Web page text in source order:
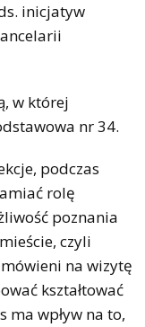
inicjatyw
w której
nr 34.
podczas
rolę
poznania
czyli
na wizytę
kształtować
ma wpływ na to,